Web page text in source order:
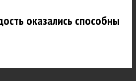
оказались способны